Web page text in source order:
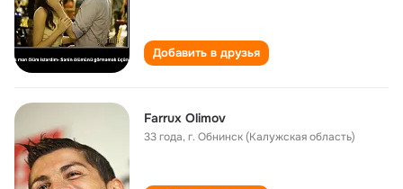
Добавить в друзья
Farrux Olimov
33 года,г. Обнинск (Калужская область)